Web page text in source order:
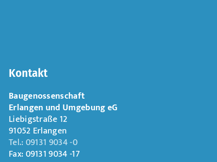
Kontakt
Baugenossenschaft
Erlangen und Umgebung eG
Liebigstraße 12
91052 Erlangen
Tel.: 09131 9034 -0
Fax: 09131 9034 -17